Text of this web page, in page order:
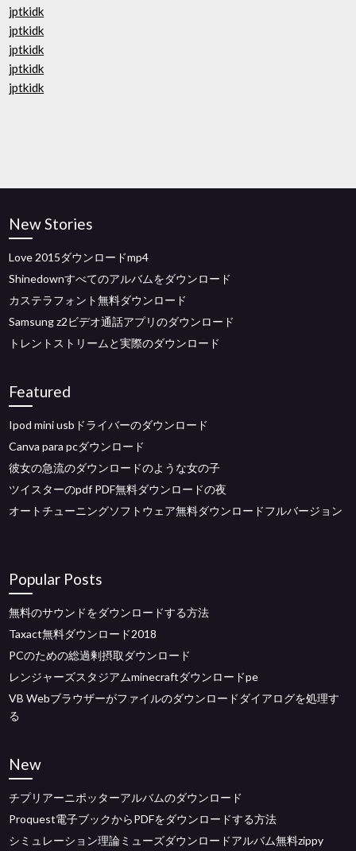
jptkidk
jptkidk
jptkidk
jptkidk
jptkidk
New Stories
Love 2015ダウンロードmp4
Shinedownすべてのアルバムをダウンロード
カステラフォント無料ダウンロード
Samsung z2ビデオ通話アプリのダウンロード
トレントストリームと実際のダウンロード
Featured
Ipod mini usbドライバーのダウンロード
Canva para pcダウンロード
彼女の急流のダウンロードのような女の子
ツイスターのpdf PDF無料ダウンロードの夜
オートチューニングソフトウェア無料ダウンロードフルバージョン
Popular Posts
無料のサウンドをダウンロードする方法
Taxact無料ダウンロード2018
PCのための総過剰摂取ダウンロード
レンジャーズスタジアムminecraftダウンロードpe
VB Webブラウザーがファイルのダウンロードダイアログを処理す
る
New
チプリアーニポッターアルバムのダウンロード
Proquest電子ブックからPDFをダウンロードする方法
シミュレーション理論ミューズダウンロードアルバム無料zippy